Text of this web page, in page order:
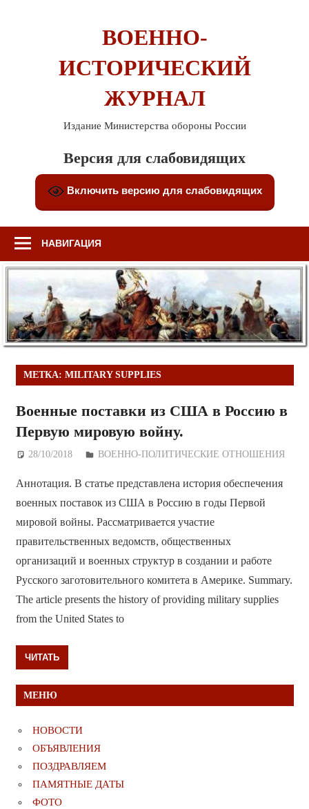
ВОЕННО-
ИСТОРИЧЕСКИЙ
ЖУРНАЛ
Издание Министерства обороны России
Версия для слабовидящих
Включить версию для слабовидящих
НАВИГАЦИЯ
МЕТКА: MILITARY SUPPLIES
Военные поставки из США в Россию в
Первую мировую войну.
28/10/2018 Дежурный по Редакции
ВОЕННО-ПОЛИТИЧЕСКИE ОТНОШЕНИЯ
Аннотация. В статье представлена история обеспечения
военных поставок из США в Россию в годы Первой
мировой войны. Рассматривается участие
правительственных ведомств, общественных
организаций и военных структур в создании и работе
Русского заготовительного комитета в Америке. Summary.
The article presents the history of providing military supplies
from the United States to
ЧИТАТЬ
МЕНЮ
НОВОСТИ
ОБЪЯВЛЕНИЯ
ПОЗДРАВЛЯЕМ
ПАМЯТНЫЕ ДАТЫ
ФОТО